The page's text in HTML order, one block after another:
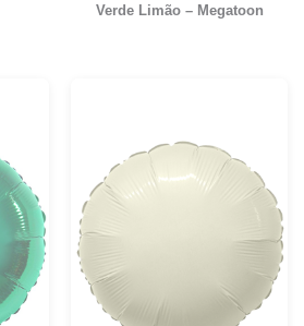
Verde Limão – Megatoon